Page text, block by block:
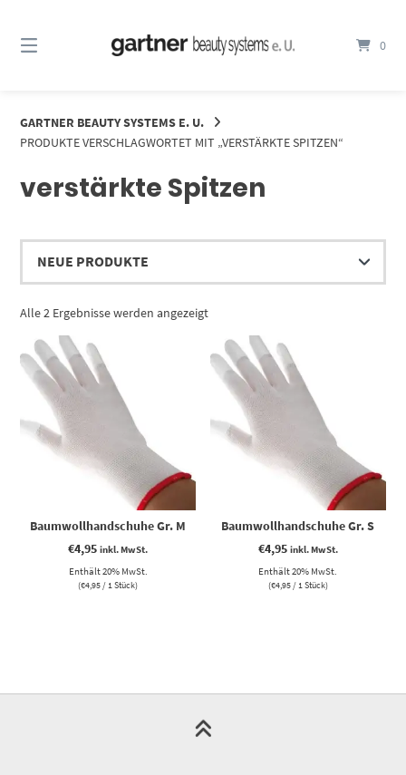
Inhalt
0
GARTNER BEAUTY SYSTEMS E. U.
PRODUKTE VERSCHLAGWORTET MIT „VERSTÄRKTE SPITZEN“
verstärkte Spitzen
Alle 2 Ergebnisse werden angezeigtNach
sortiert
Baumwollhandschuhe Gr. M
€4,95 inkl. MwSt.
Enthält 20% MwSt.
(€4,95/ 1 Stück)
Baumwollhandschuhe Gr. S
€4,95 inkl. MwSt.
Enthält 20% MwSt.
(€4,95/ 1 Stück)